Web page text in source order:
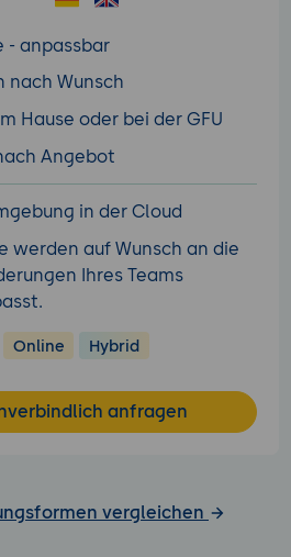
- anpassbar
nach Wunsch
Hause oder bei der GFU
Angebot
in der Cloud
werden auf Wunsch an die
Ihres Teams
Online Hybrid
anfragen
vergleichen